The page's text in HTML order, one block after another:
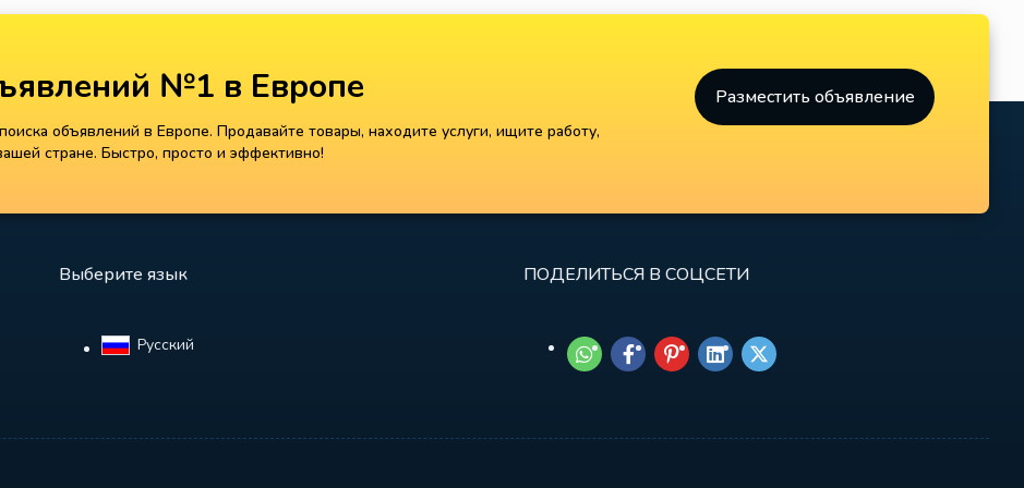
№1 в Европе
объявлений в Европе. Продавайте товары, находите услуги, ищите работу,
стране. Быстро, просто и эффективно!
Разместить объявление
Выберите язык
Русский‎
ПОДЕЛИТЬСЯ В СОЦСЕТИ